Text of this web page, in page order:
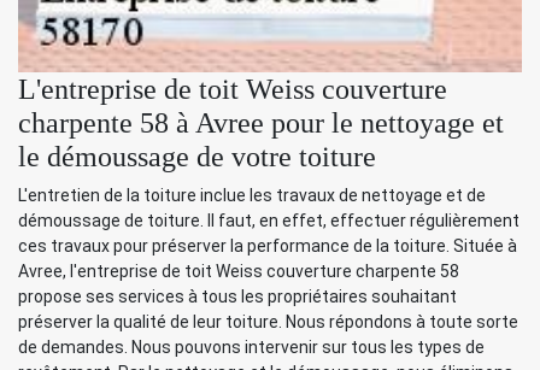
L'entreprise de toit Weiss couverture
charpente 58 à Avree pour le nettoyage et
le démoussage de votre toiture
L'entretien de la toiture inclue les travaux de nettoyage et de
démoussage de toiture. Il faut, en effet, effectuer régulièrement
ces travaux pour préserver la performance de la toiture. Située à
Avree, l'entreprise de toit Weiss couverture charpente 58
propose ses services à tous les propriétaires souhaitant
préserver la qualité de leur toiture. Nous répondons à toute sorte
de demandes. Nous pouvons intervenir sur tous les types de